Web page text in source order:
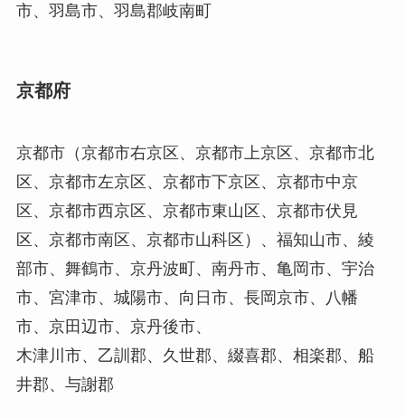
市、羽島市、羽島郡岐南町
京都府
京都市（京都市右京区、京都市上京区、京都市北
区、京都市左京区、京都市下京区、京都市中京
区、京都市西京区、京都市東山区、京都市伏見
区、京都市南区、京都市山科区）、福知山市、綾
部市、舞鶴市、京丹波町、南丹市、亀岡市、宇治
市、宮津市、城陽市、向日市、長岡京市、八幡
市、京田辺市、京丹後市、
木津川市、乙訓郡、久世郡、綴喜郡、相楽郡、船
井郡、与謝郡